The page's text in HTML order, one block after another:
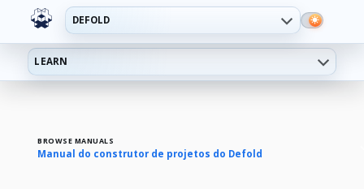
DEFOLD
LEARN
BROWSE MANUALS
Manual do construtor de projetos do Defold